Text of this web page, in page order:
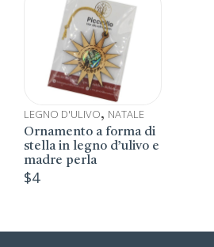
LEGNO D'ULIVO, NATALE
Ornamento a forma di
stella in legno d’ulivo e
madre perla
$4